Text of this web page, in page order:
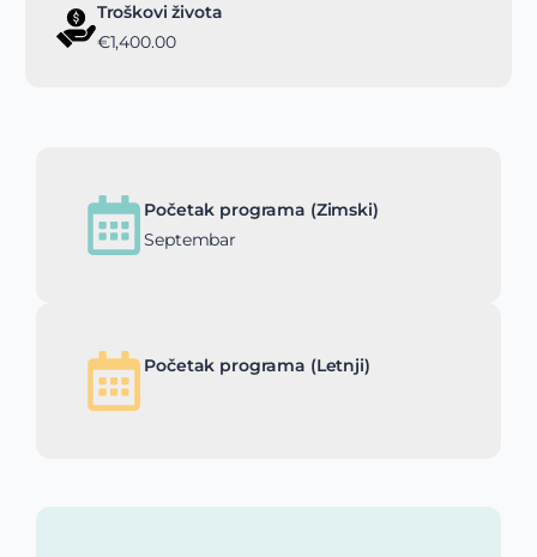
Troškovi života
€1,400.00
Početak programa (Zimski)
Septembar
Početak programa (Letnji)